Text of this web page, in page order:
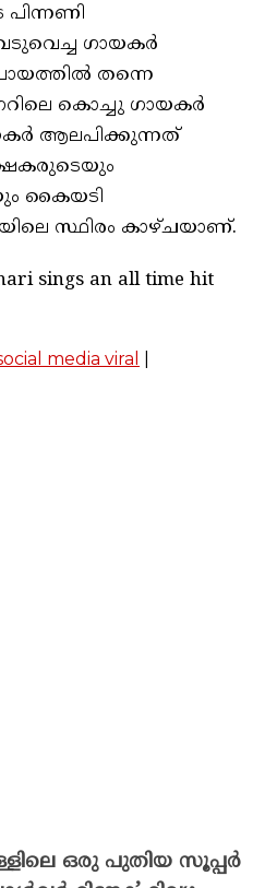
പിന്നണി
ഗായകർ
തന്നെ
കൊച്ചു ഗായകർ
ആലപിക്കുന്നത്
കൈയടി
സ്ഥിരം കാഴ്‌ചയാണ്‌.
sings an all time hit
media viral
ഒരു പുതിയ സൂപ്പർ